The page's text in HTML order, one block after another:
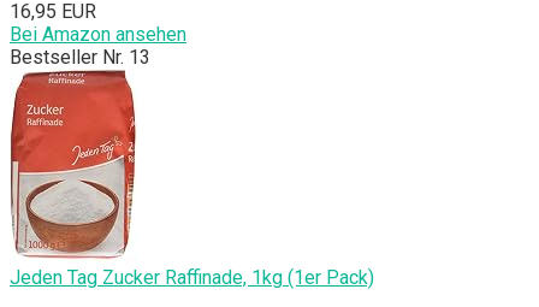
16,95 EUR
Bei Amazon ansehen
Bestseller Nr. 13
Jeden Tag Zucker Raffinade, 1kg (1er Pack)